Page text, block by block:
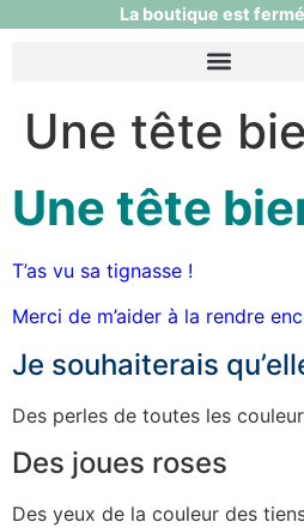
La boutique est
Une tête
Une tête
T’as vu sa tignasse !
Merci de m’aider à la rendre
Je souhaiterais
Des perles de toutes les
Des joues roses
Des yeux de la couleur des